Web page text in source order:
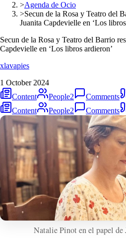
>Agenda de Ocio
>Secun de la Rosa y Teatro del
Juanita Capdevielle en ‘Los
Secun de la Rosa y Teatro del Barrio
Capdevielle en ‘Los libros ardieron’
xlavapies
1 October 2024
Content
People2 Comments
Content
People2 Comments
Natalie Pinot en el papel